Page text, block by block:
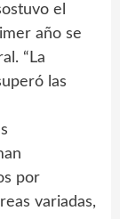
el
año se
“La
las
por
variadas,